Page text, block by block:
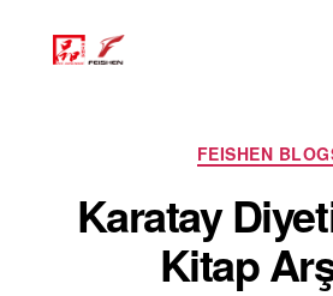
FEISHEN
Karatay
Kitap